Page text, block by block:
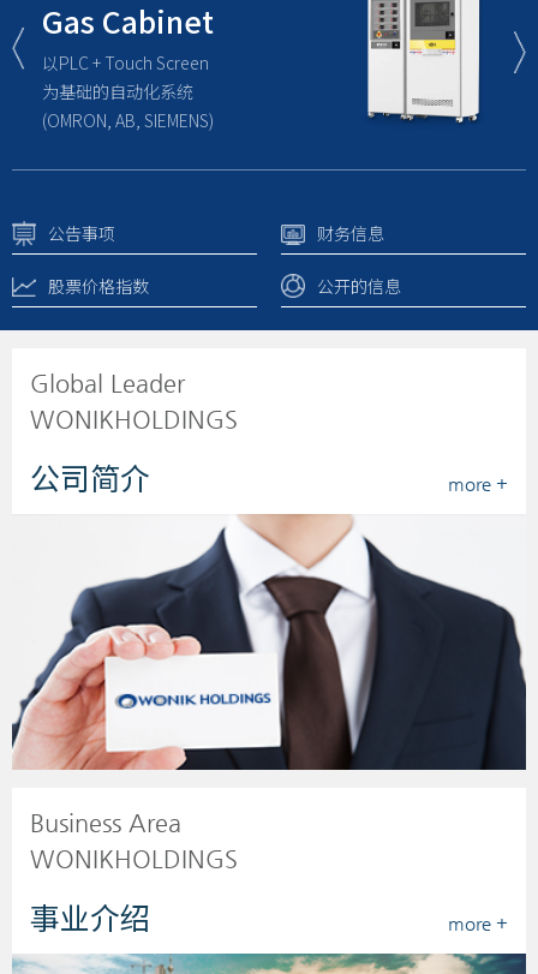
Gas Cabinet
以PLC + Touch Screen
为基础的自动化系统
(OMRON, AB, SIEMENS)
公告事项 财务信息
股票价格指数 公开的信息
Global Leader
WONIKHOLDINGS
公司简介 more +
Business Area
WONIKHOLDINGS
事业介绍 more +